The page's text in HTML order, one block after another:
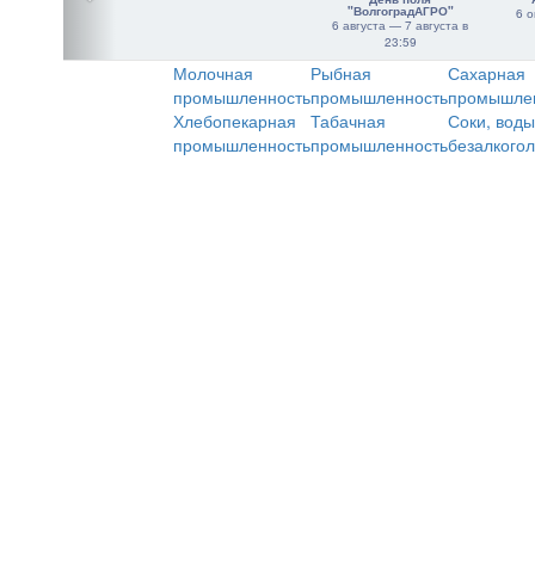
"ВолгоградАГРО"
6 августа — 7 августа в
23:59
6
Молочная
промышленность
Рыбная
промышленность
Сахарная
Хлебопекарная
промышленность
Табачная
промышленность
Соки,